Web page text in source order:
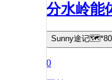
分水岭能
Sunny途记
0